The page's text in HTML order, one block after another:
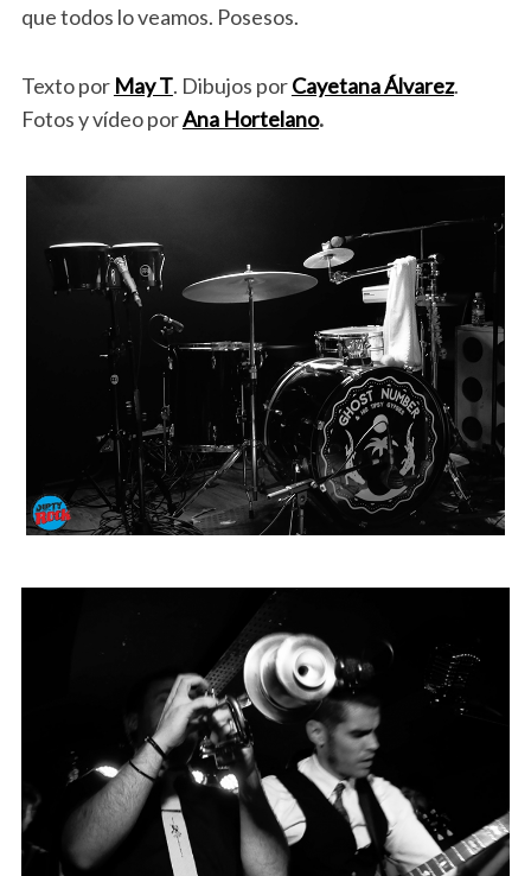
que todos lo veamos. Posesos.
Texto por May T. Dibujos porCayetana Álvarez.
Fotos y vídeo porAna Hortelano.